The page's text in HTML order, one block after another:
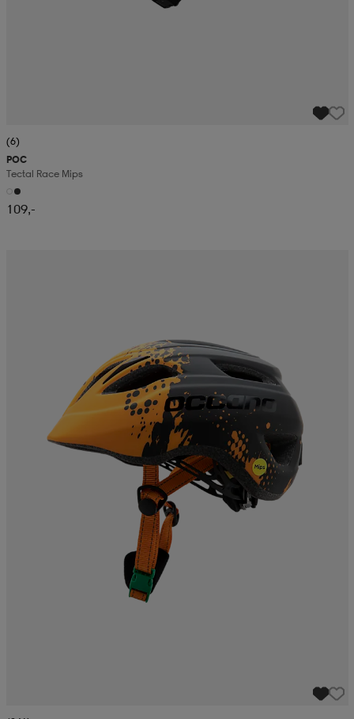
(6)
POC
Tectal Race Mips
109,-